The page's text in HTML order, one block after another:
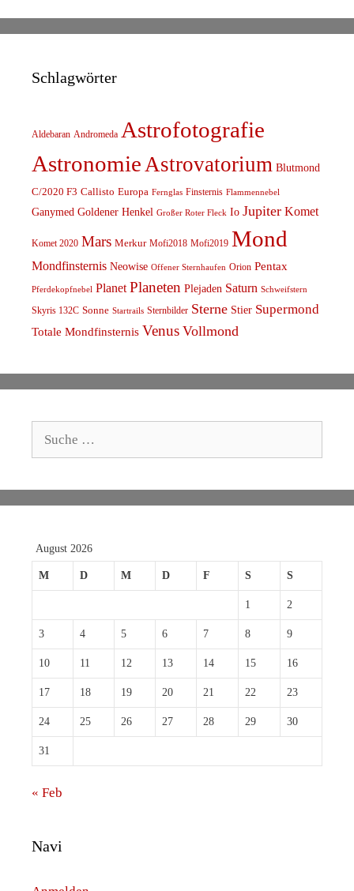
Schlagwörter
Aldebaran Andromeda Astrofotografie
AstronomieAstrovatorium Blutmond
C/2020 F3 Callisto Europa Fernglas Finsternis Flammennebel
Ganymed Goldener Henkel Großer Roter Fleck Io Jupiter Komet
Komet 2020 Mars Merkur Mofi2018 Mofi2019 Mond
Mondfinsternis Neowise Offener Sternhaufen Orion Pentax
Pferdekopfnebel Planet Planeten Plejaden Saturn Schweifstern
Skyris 132C Sonne Startrails Sternbilder Sterne Stier Supermond
Totale Mondfinsternis Venus Vollmond
August 2026
M D M D F S S
1 2
3 4 5 6 7 8 9
10 11 12 13 14 15 16
17 18 19 20 21 22 23
24 25 26 27 28 29 30
31
« Feb
Navi